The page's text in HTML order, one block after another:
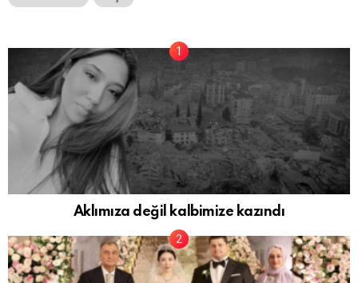
Aklımıza değil kalbimize kazındı